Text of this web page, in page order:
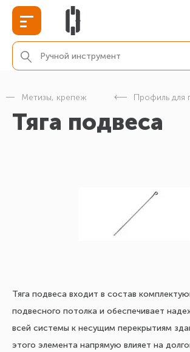
Метизы, крепеж Профиль для
Тяга подвеса
Тяга подвеса входит в состав
подвесного потолка и обеспечивает
всей системы к несущим перекрытиям
этого элемента напрямую влияет на